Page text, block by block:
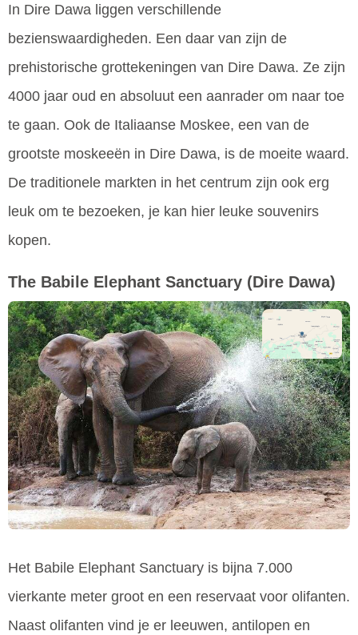
In Dire Dawa liggen verschillende
bezienswaardigheden. Een daar van zijn de
prehistorische grottekeningen van Dire Dawa. Ze zijn
4000 jaar oud en absoluut een aanrader om naar toe
te gaan. Ook de Italiaanse Moskee, een van de
grootste moskeeën in Dire Dawa, is de moeite waard.
De traditionele markten in het centrum zijn ook erg
leuk om te bezoeken, je kan hier leuke souvenirs
kopen.
The Babile Elephant Sanctuary (Dire Dawa)
Het Babile Elephant Sanctuary is bijna 7.000
vierkante meter groot en een reservaat voor olifanten.
Naast olifanten vind je er leeuwen, antilopen en